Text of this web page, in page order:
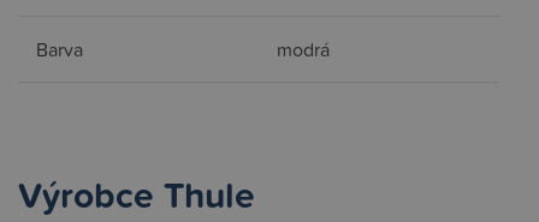
Barva modrá
Výrobce Thule